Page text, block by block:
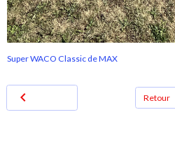
Super WACO Classic de MAX
Retour